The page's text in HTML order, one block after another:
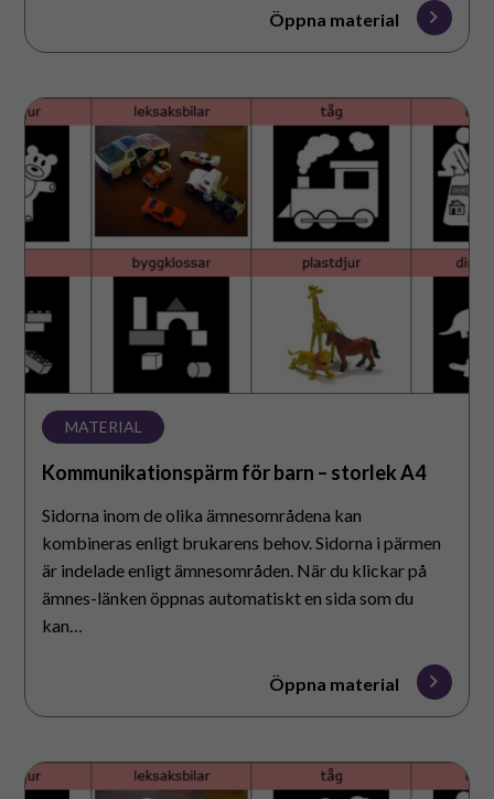
Öppna material
Kommunikationspärm
för
barn
–
storlek
A4
MATERIAL
Kommunikationspärm för barn – storlek A4
Sidorna inom de olika ämnesområdena kan
kombineras enligt brukarens behov. Sidorna i pärmen
är indelade enligt ämnesområden. När du klickar på
ämnes-länken öppnas automatiskt en sida som du
kan…
Öppna material
Kommunikationspärm